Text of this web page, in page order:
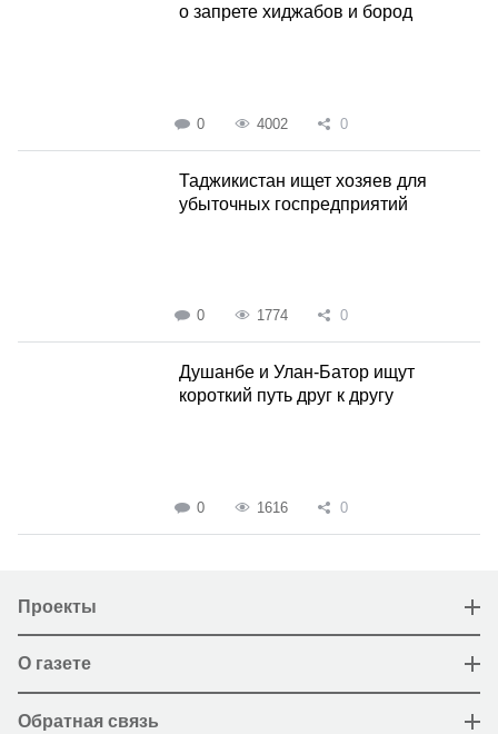
о запрете хиджабов и бород
0 4002 0
Таджикистан ищет хозяев для
убыточных госпредприятий
0 1774 0
Душанбе и Улан-Батор ищут
короткий путь друг к другу
0 1616 0
Проекты
О газете
Обратная связь